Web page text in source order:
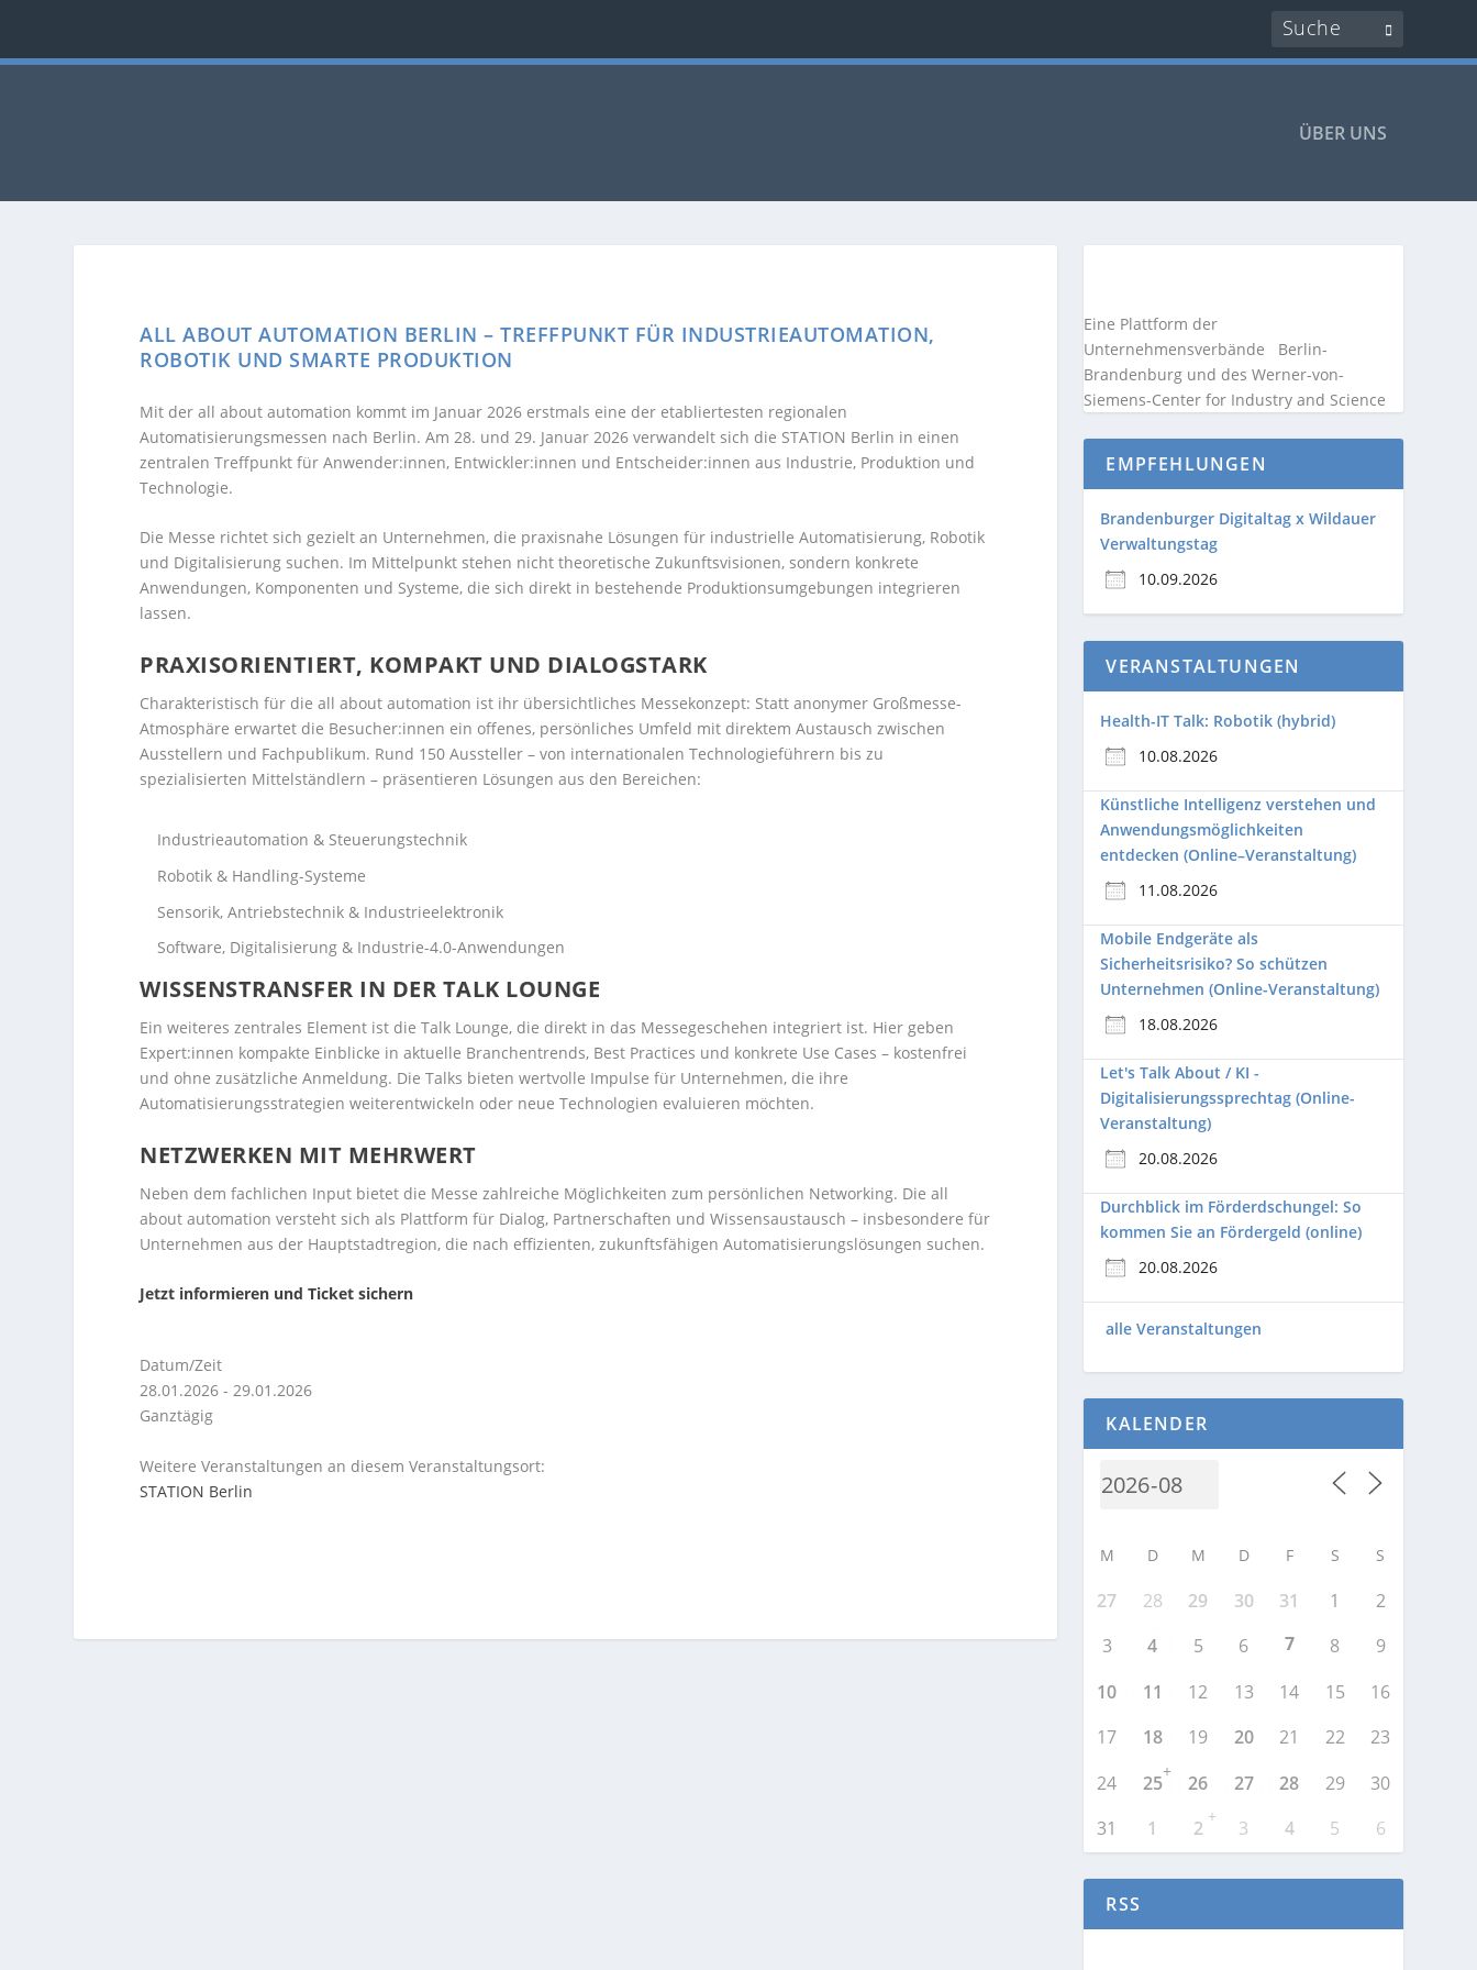
ÜBER UNS
ALL ABOUT AUTOMATION BERLIN – TREFFPUNKT FÜR INDUSTRIEAUTOMATION,
ROBOTIK UND SMARTE PRODUKTION
Mit derall about automation kommt im Januar 2026 erstmals eine der etabliertesten regionalen
Automatisierungsmessen nach Berlin. Am 28. und 29. Januar 2026 verwandelt sich die STATION Berlin in einen
zentralen Treffpunkt für Anwender:innen, Entwickler:innen und Entscheider:innen aus Industrie, Produktion und
Technologie.
Die Messe richtet sich gezielt an Unternehmen, die praxisnahe Lösungen für industrielle Automatisierung, Robotik
und Digitalisierung suchen. Im Mittelpunkt stehen nicht theoretische Zukunftsvisionen, sondern konkrete
Anwendungen, Komponenten und Systeme, die sich direkt in bestehende Produktionsumgebungen integrieren
lassen.
PRAXISORIENTIERT, KOMPAKT UND DIALOGSTARK
Charakteristisch für die all about automation ist ihr übersichtliches Messekonzept: Statt anonymer Großmesse-
Atmosphäre erwartet die Besucher:innen ein offenes, persönliches Umfeld mit direktem Austausch zwischen
Ausstellern und Fachpublikum. Rund 150 Aussteller – von internationalen Technologieführern bis zu
spezialisierten Mittelständlern – präsentieren Lösungen aus den Bereichen:
Industrieautomation & Steuerungstechnik
Robotik & Handling-Systeme
Sensorik, Antriebstechnik & Industrieelektronik
Software, Digitalisierung & Industrie-4.0-Anwendungen
WISSENSTRANSFER IN DER TALK LOUNGE
Ein weiteres zentrales Element ist die Talk Lounge, die direkt in das Messegeschehen integriert ist. Hier geben
Expert:innen kompakte Einblicke in aktuelle Branchentrends, Best Practices und konkrete Use Cases – kostenfrei
und ohne zusätzliche Anmeldung. Die Talks bieten wertvolle Impulse für Unternehmen, die ihre
Automatisierungsstrategien weiterentwickeln oder neue Technologien evaluieren möchten.
NETZWERKEN MIT MEHRWERT
Neben dem fachlichen Input bietet die Messe zahlreiche Möglichkeiten zum persönlichen Networking. Die all
about automation versteht sich als Plattform für Dialog, Partnerschaften und Wissensaustausch – insbesondere für
Unternehmen aus der Hauptstadtregion, die nach effizienten, zukunftsfähigen Automatisierungslösungen suchen.
Jetzt informieren und Ticket sichern
Datum/Zeit
28.01.2026 - 29.01.2026
Ganztägig
Weitere Veranstaltungen an diesem Veranstaltungsort:
STATION Berlin
Eine Plattform der
Unternehmensverbände Berlin-
Brandenburg und des Werner-von-
Siemens-Center for Industry and Science
EMPFEHLUNGEN
Brandenburger Digitaltag x Wildauer
Verwaltungstag
10.09.2026
VERANSTALTUNGEN
Health-IT Talk: Robotik (hybrid)
10.08.2026
Künstliche Intelligenz verstehen und
Anwendungsmöglichkeiten
entdecken (Online–Veranstaltung)
11.08.2026
Mobile Endgeräte als
Sicherheitsrisiko? So schützen
Unternehmen (Online-Veranstaltung)
18.08.2026
Let's Talk About / KI -
Digitalisierungssprechtag (Online-
Veranstaltung)
20.08.2026
Durchblick im Förderdschungel: So
kommen Sie an Fördergeld (online)
20.08.2026
alle Veranstaltungen
KALENDER
M D M D F S S
27 28 29 30 31 1
2
3
4 5 6 7 8
9
10
11 12 13 14 15
16
17
18 19 20 21 22
23
24
25
+
26 27 28 29
30
31
1 2
+
3 4 5 6
RSS